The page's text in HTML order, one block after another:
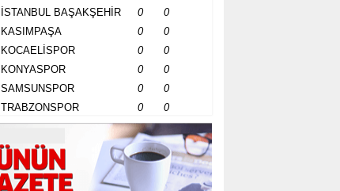
İSTANBUL BAŞAKŞEHİR 0
0
KASIMPAŞA 0
0
KOCAELİSPOR 0
0
KONYASPOR 0
0
SAMSUNSPOR 0
0
TRABZONSPOR 0 0